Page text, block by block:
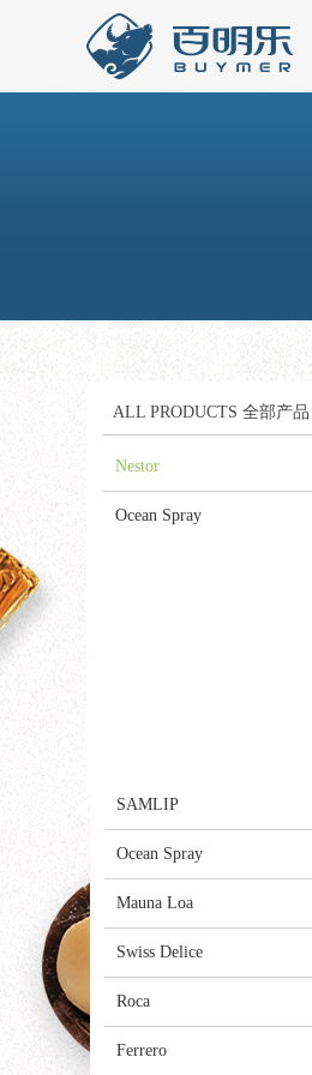
ALL PRODUCTS 全部产品
Nestor
Bragg
SAMLIP
Ocean Spray
Mauna Loa
Swiss Delice
Roca
Ferrero
ALL PRODUCTS 全部产品
Nestor
Ocean Spray